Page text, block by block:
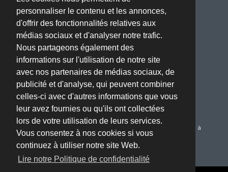
personnaliser le contenu et les annonces,
d'offrir des fonctionnalités relatives aux
médias sociaux et d'analyser notre trafic.
Nous partageons également des
informations sur l'utilisation de notre site
avec nos partenaires de médias sociaux, de
publicité et d'analyse, qui peuvent combiner
celles-ci avec d'autres informations que vous
leur avez fournies ou qu'ils ont collectées
lors de votre utilisation de leurs services.
Vous consentez à nos cookies si vous
continuez à utiliser notre site Web.
Lire notre Politique de confidentialité
Adresse :
ZA BOISSIERE - Avenue de l'Industrie - 34820 TEYRAN
(Montpellier, 34)
Téléphone :
04 67 70 61 22
Email :
oriflam@oriflam.com
Du Lundi au Jeudi de 08h00 à 17h00 le Vendredi de 08h00 à